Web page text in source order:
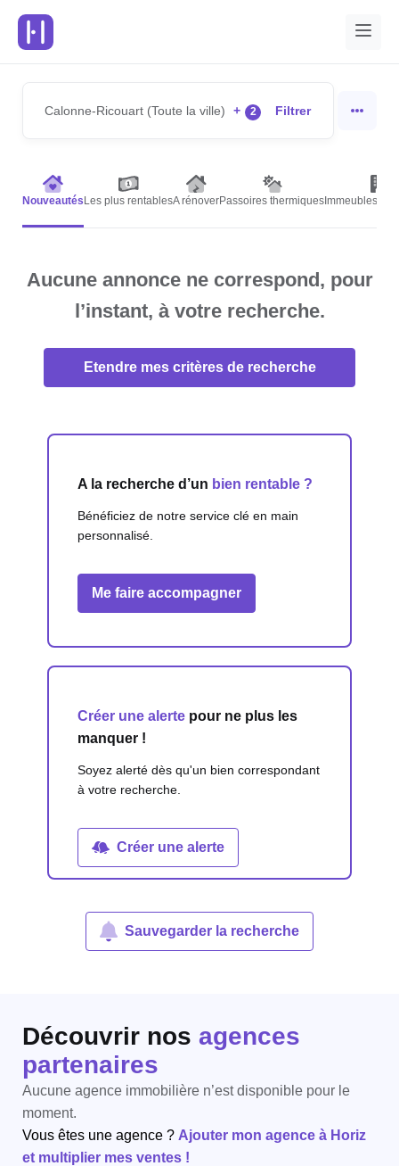
Calonne-Ricouart (Toute la ville) + 2 Filtrer
Nouveautés Les plus rentablesA rénoverPassoires thermiques Immeubles de
Aucune annonce ne correspond, pour
l’instant, à votre recherche.
Etendre mes critères de recherche
A la recherche d’un bien rentable ?
Bénéficiez de notre service clé en main
personnalisé.
Me faire accompagner
Créer une alerte pour ne plus les
manquer !
Soyez alerté dès qu'un bien correspondant
à votre recherche.
Créer une alerte
Sauvegarder la recherche
Découvrir nos agences
partenaires
Aucune agence immobilière n’est disponible pour le
moment.
Vous êtes une agence ? Ajouter mon agence à Horiz
et multiplier mes ventes !